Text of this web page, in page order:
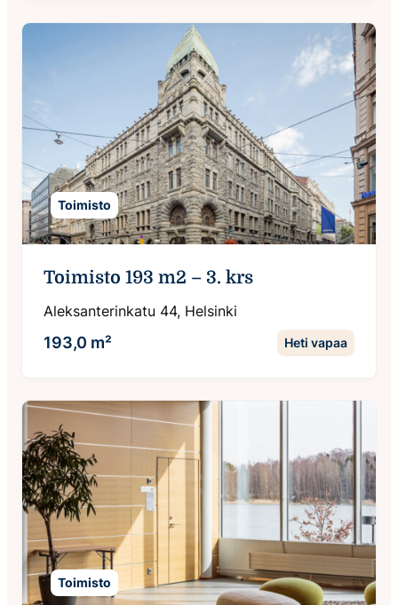
Toimisto
Toimisto 193 m2 – 3. krs
Aleksanterinkatu 44, Helsinki
193,0 m² Heti vapaa
Toimisto